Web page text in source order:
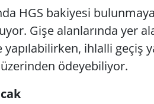
HGS bakiyesi
Gişe alanlarında yer
yapılabilirken, ihlalli geçiş
ödeyebiliyor.